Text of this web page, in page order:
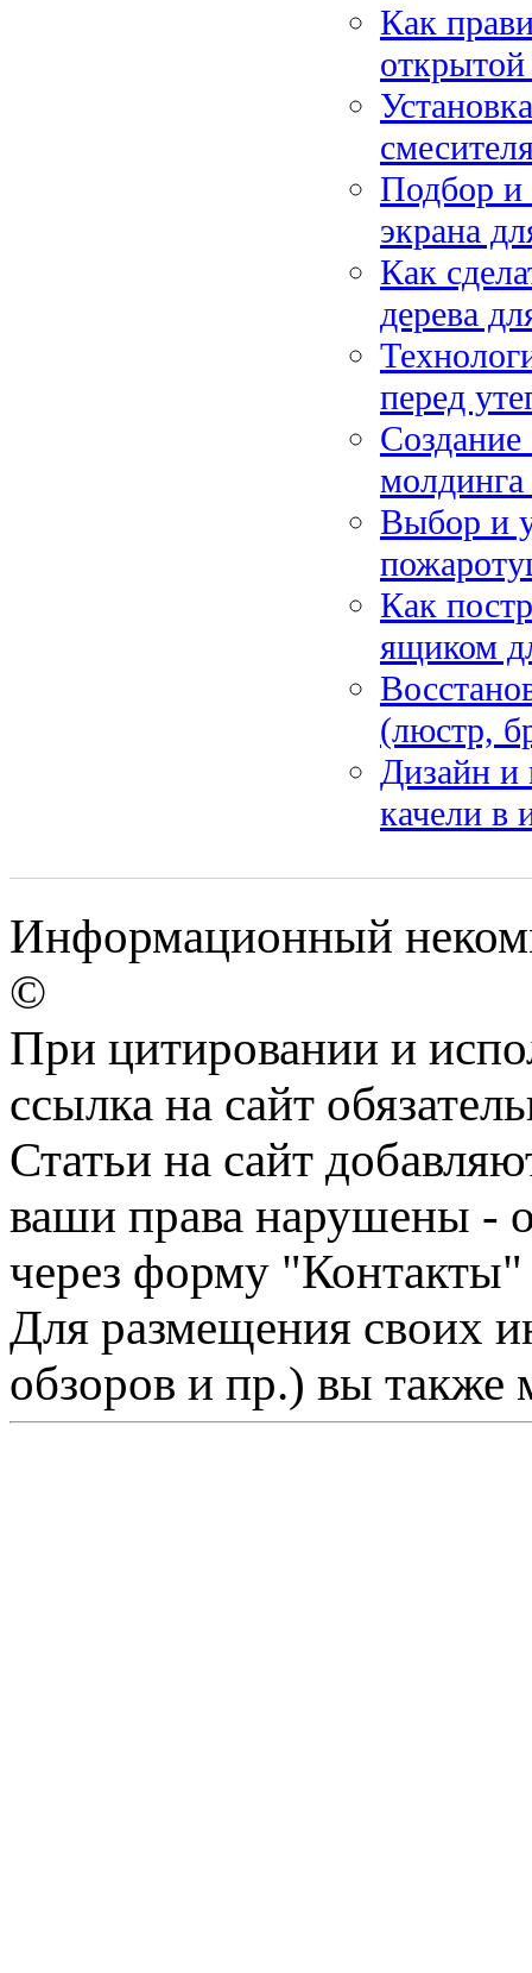
Как
Подбор и
экрана
Как
дерева
перед
молдинга
Выбор и
Как
ящиком
(люстр,
Дизайн и
качели в
Информационный
©
При цитировании и
ссылка на сайт
Статьи на сайт
ваши права нарушены -
через форму "Контакты"
Для размещения своих
обзоров и пр.) вы также